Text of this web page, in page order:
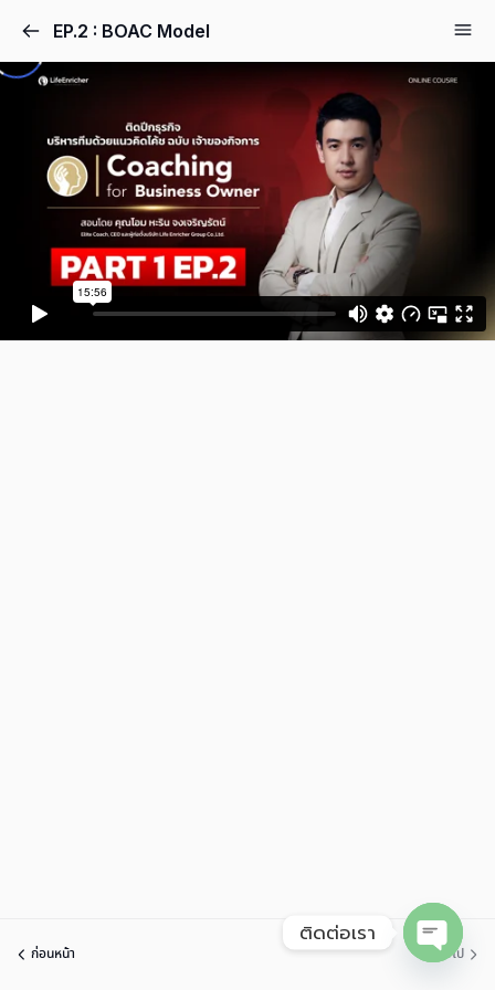
EP.2 : BOAC Model
ก่อนหน้า ต่อไป
ติดต่อเรา
Open